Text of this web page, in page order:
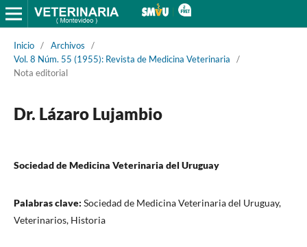
Inicio / Archivos
/
Vol. 8 Núm. 55 (1955): Revista de Medicina Veterinaria
/
Nota editorial
Dr. Lázaro Lujambio
Sociedad de Medicina Veterinaria del Uruguay
Palabras clave: Sociedad de Medicina Veterinaria del Uruguay,
Veterinarios, Historia